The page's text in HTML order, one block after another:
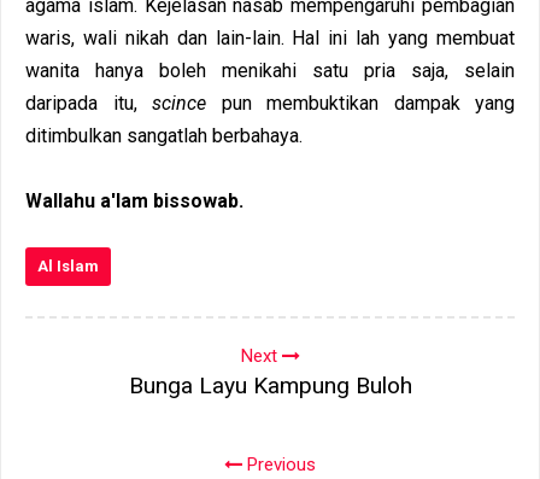
agama islam. Kejelasan nasab mempengaruhi pembagian
waris, wali nikah dan lain-lain. Hal ini lah yang membuat
wanita hanya boleh menikahi satu pria saja, selain
daripada itu, scince pun membuktikan dampak yang
ditimbulkan sangatlah berbahaya.
Wallahu a'lam bissowab.
Al Islam
Next
Bunga Layu Kampung Buloh
Previous